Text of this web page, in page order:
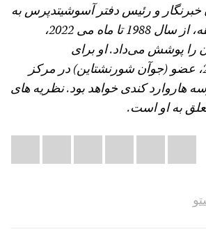
خبرنگار و رئیس دفتر آسوشیتدپرس به
مدت بیش از سه دهه، از سال 1988 تا ماه می 2022،
را پوشش می‌داد. او برای
سمسترخزانی 2022، عضو (جوآن شورنشتاین) در مرکز
هاروارد کندی خواهد بود. نظریه های
به او است.